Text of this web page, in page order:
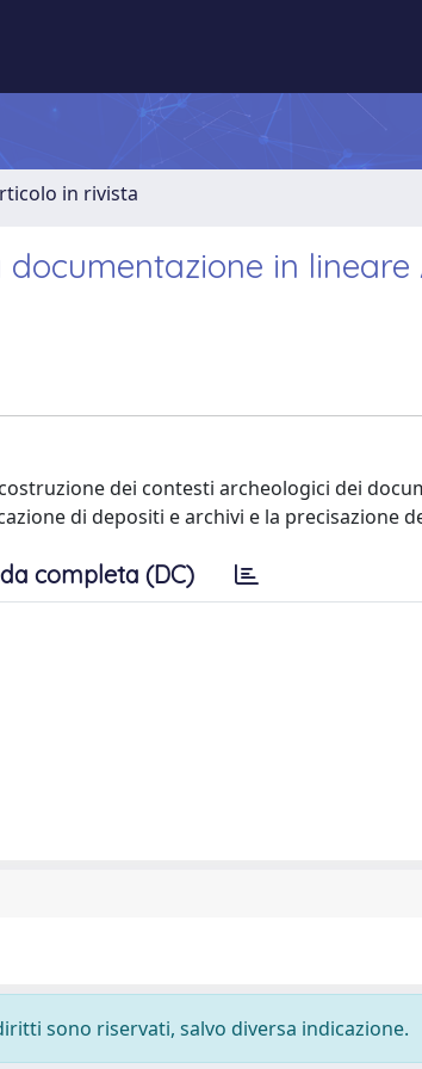
in rivista
in
dei contesti archeologici dei
di depositi e archivi e la precisazione
completa (DC)
sono riservati, salvo diversa indicazione.